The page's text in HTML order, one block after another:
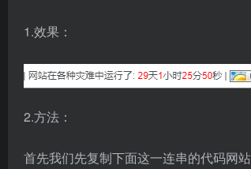
1.效果：
2.方法：
首先我们先复制下面这一连串的代码网